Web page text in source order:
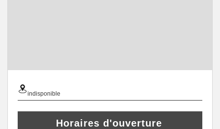
indisponible
Horaires d'ouverture